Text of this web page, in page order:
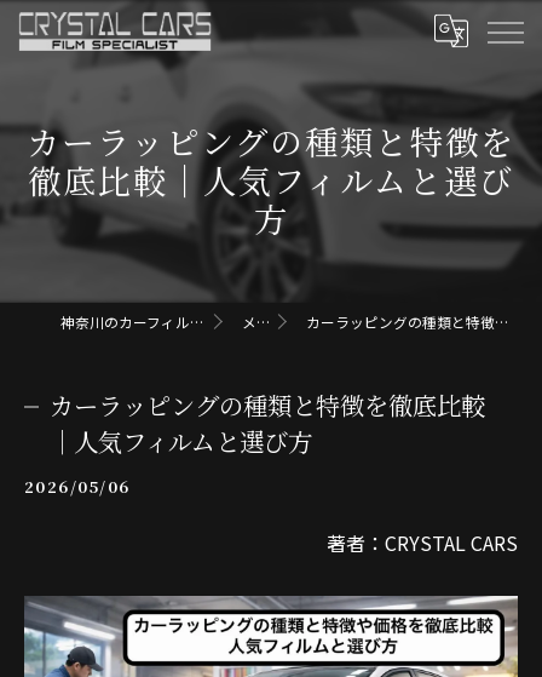
カーラッピングの種類と特徴を
徹底比較｜人気フィルムと選び
方
神奈川のカーフィルムならクリスタルカーズ メディア カーラッピングの種類と特徴を徹底比較｜人気フィルムと選び方
カーラッピングの種類と特徴を徹底比較
｜人気フィルムと選び方
2026/05/06
著者：CRYSTAL CARS